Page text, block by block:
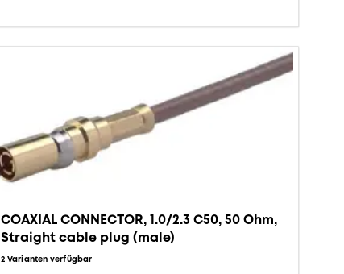
COAXIAL CONNECTOR, 1.0/2.3 C50, 50 Ohm,
Straight cable plug (male)
2 Varianten verfügbar